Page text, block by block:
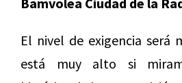
El nivel de exigencia será
está muy alto si